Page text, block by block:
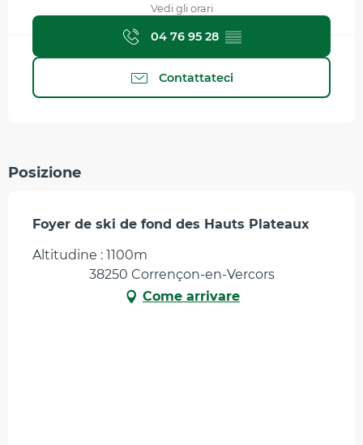
Vedi gli orari
04 76 95 28 ▒▒
Contattateci
Posizione
Foyer de ski de fond des Hauts Plateaux
Altitudine : 1100m
38250 Corrençon-en-Vercors
Come arrivare